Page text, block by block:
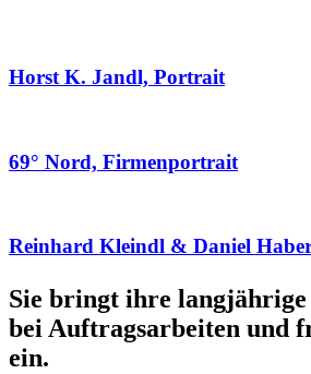
Horst K. Jandl, Portrait
69° Nord, Firmenportrait
Reinhard Kleindl & Daniel
Sie bringt ihre langjährige
bei Auftragsarbeiten und
ein.